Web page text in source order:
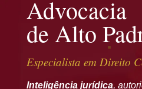
Advocacia
de Alto
Especialista em Direito
Inteligência jurídica,